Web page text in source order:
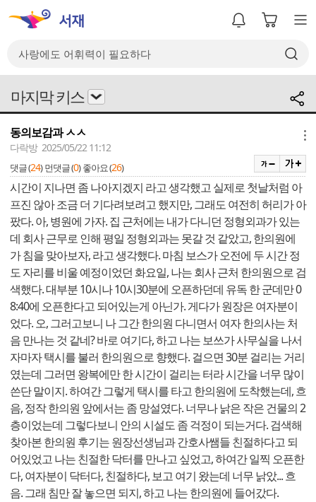
마지막 키스
동의보감과 ㅅㅅ
다락방 2025/05/22 11:12
댓글 (24) 먼댓글 (0) 좋아요 (26)
시간이 지나면 좀 나아지겠지 라고 생각했고 실제로 첫날처럼 아
프진 않아 조금 더 기다려보려고 했지만, 그래도 여전히 허리가 아
팠다. 아, 병원에 가자. 집 근처에는 내가 다니던 정형외과가 있는
데 회사 근무로 인해 평일 정형외과는 못갈 것 같았고, 한의원에
가 침을 맞아보자, 라고 생각했다. 마침 보스가 오전에 두 시간 정
도 자리를 비울 예정이었던 화요일, 나는 회사 근처 한의원으로 검
색했다. 대부분 10시나 10시30분에 오픈하던데 유독 한 군데만 0
8:40에 오픈한다고 되어있는게 아닌가. 게다가 원장은 여자분이
었다. 오, 그러고보니 나 그간 한의원 다니면서 여자 한의사는 처
음 만나는 것 같네? 바로 여기다, 하고 나는 보쓰가 사무실을 나서
자마자 택시를 불러 한의원으로 향했다. 걸으면 30분 걸리는 거리
였는데 그러면 왕복에만 한 시간이 걸리는 터라 시간을 너무 많이
쓴단 말이지. 하여간 그렇게 택시를 타고 한의원에 도착했는데, 흐
음, 정작 한의원 앞에서는 좀 망설였다. 너무나 낡은 작은 건물의 2
층이었는데 그렇다보니 안의 시설도 좀 걱정이 되는거다. 검색해
찾아본 한의원 후기는 원장선생님과 간호사쌤들 친절하다고 되
어있었고 나는 친절한 닥터를 만나고 싶었고, 하여간 일찍 오픈한
다, 여자분이 닥터다, 친절하다, 보고 여기 왔는데 너무 낡았... 흐
음. 그래 침만 잘 놓으면 되지, 하고 나는 한의원에 들어갔다.